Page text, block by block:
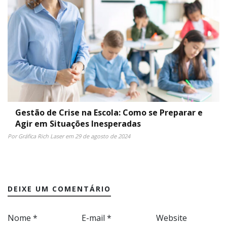
Gestão de Crise na Escola: Como se Preparar e
Agir em Situações Inesperadas
Por Gráfica Rich Laser em 29 de agosto de 2024
DEIXE UM COMENTÁRIO
Nome * E-mail* Website